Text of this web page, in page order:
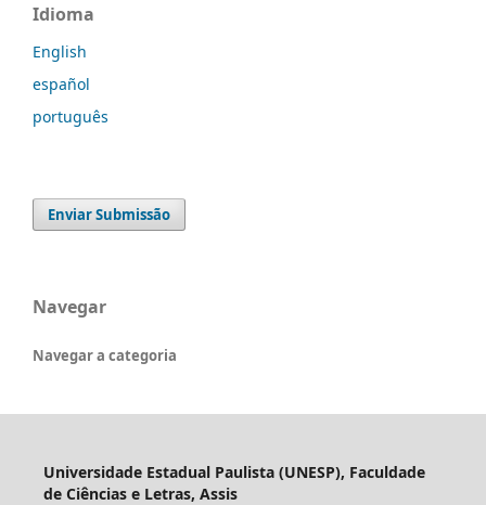
Idioma
English
español
português
Enviar Submissão
Navegar
Navegar a categoria
Universidade Estadual Paulista (UNESP), Faculdade
de Ciências e Letras, Assis